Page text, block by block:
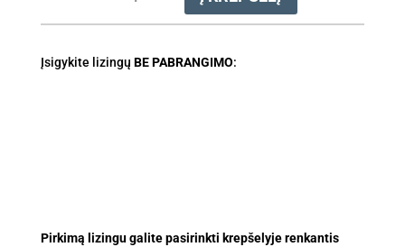
Diskas
ø300
Įsigykite lizingų BE PABRANGIMO:
Pirkimą lizingu galite pasirinkti krepšelyje renkantis